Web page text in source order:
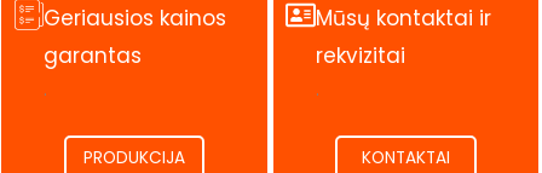
Geriausios kainos
garantas
.
PRODUKCIJA
Mūsų kontaktai ir
rekvizitai
.
KONTAKTAI